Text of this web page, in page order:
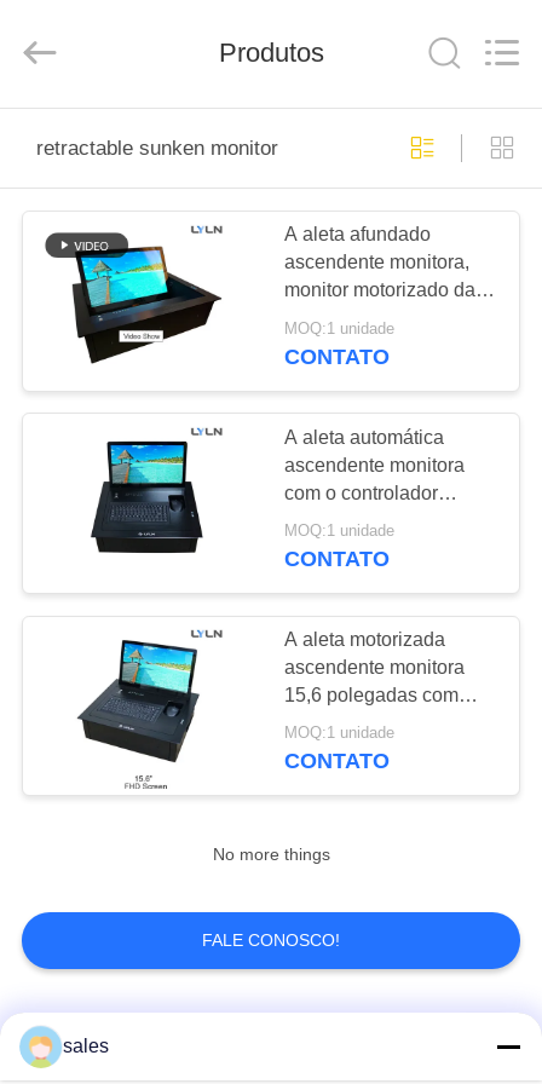
PRODUTOS
VÍDEOS
SOBRE
NÓS
EXCURSÃO
FÁBRICA
CONTROLE
QUALIDADE
CONTACTE-
ESTOJOS
PEÇA
Limited.
Produtos
retractable sunken monitor
A aleta afundado
ascendente monitora,
monitor motorizado da
aleta, tela táctil,
MOQ:1 unidade
CONTATO
A aleta automática
ascendente monitora
com o controlador
remoto sem fio do RF e
antissistema da pitada
MOQ:1 unidade
CONTATO
A aleta motorizada
ascendente monitora
15,6 polegadas com
teclado e rato PLT-15S
MOQ:1 unidade
CONTATO
No more things
FALE CONOSCO!
Categorias populares
sales